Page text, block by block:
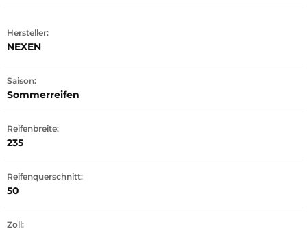
Hersteller:
NEXEN
Saison:
Sommerreifen
Reifenbreite:
235
Reifenquerschnitt:
50
Zoll: